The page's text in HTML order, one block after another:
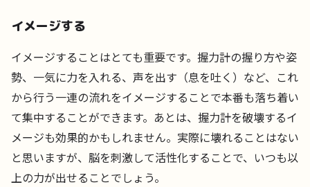
イメージする
イメージすることはとても重要です。握力計の握り方や姿
勢、一気に力を入れる、声を出す（息を吐く）など、これ
から行う一連の流れをイメージすることで本番も落ち着い
て集中することができます。あとは、握力計を破壊するイ
メージも効果的かもしれません。実際に壊れることはない
と思いますが、脳を刺激して活性化することで、いつも以
上の力が出せることでしょう。